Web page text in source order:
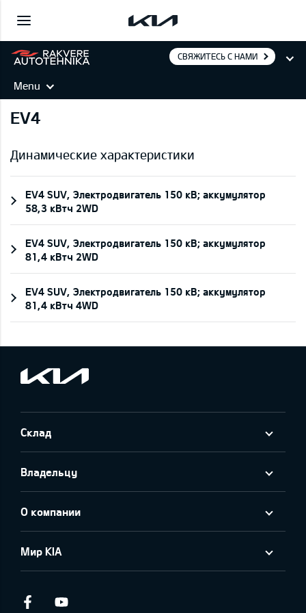
СВЯЖИТЕСЬ С НАМИ
Menu
EV4
Динамические характеристики
EV4 SUV, Электродвигатель 150 кВ; aккумулятор
58,3 кВтч 2WD
EV4 SUV, Электродвигатель 150 кВ; aккумулятор
81,4 кВтч 2WD
EV4 SUV, Электродвигатель 150 кВ; aккумулятор
81,4 кВтч 4WD
Склад
Владельцу
О компании
Мир KIA
Facebook